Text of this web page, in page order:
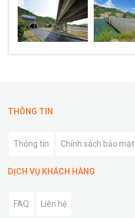
THÔNG TIN
Thông tin Chính sách bảo mật
DỊCH VỤ KHÁCH HÀNG
FAQ Liên hệ